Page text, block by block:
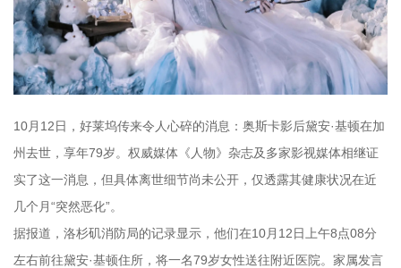
10月12日，好莱坞传来令人心碎的消息：奥斯卡影后黛安·基顿在加
州去世，享年79岁。权威媒体《人物》杂志及多家影视媒体相继证
实了这一消息，但具体离世细节尚未公开，仅透露其健康状况在近
几个月“突然恶化”。
据报道，洛杉矶消防局的记录显示，他们在10月12日上午8点08分
左右前往黛安·基顿住所，将一名79岁女性送往附近医院。家属发言